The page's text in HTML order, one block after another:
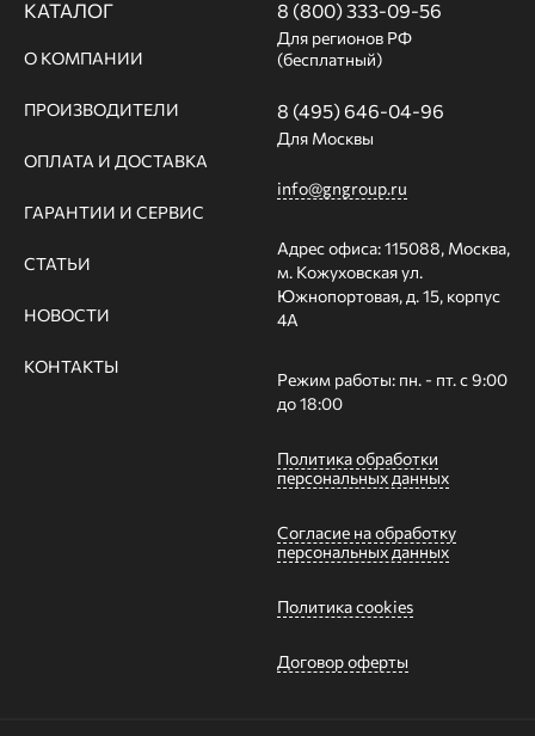
КАТАЛОГ
О КОМПАНИИ
ПРОИЗВОДИТЕЛИ
ОПЛАТА И ДОСТАВКА
ГАРАНТИИ И СЕРВИС
СТАТЬИ
НОВОСТИ
КОНТАКТЫ
8 (800) 333-09-56
Для регионов РФ
(бесплатный)
8 (495) 646-04-96
Для Москвы
info@gngroup.ru
Адрес офиса: 115088, Москва,
м. Кожуховская ул.
Южнопортовая, д. 15, корпус
4А
Режим работы: пн. - пт. с 9:00
до 18:00
Политика обработки
персональных данных
Согласие на обработку
персональных данных
Политика cookies
Договор оферты